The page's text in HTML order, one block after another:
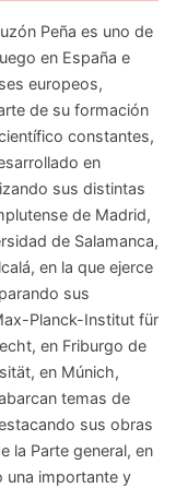
Peña es uno de
en España e
europeos,
de su formación
constantes,
en
sus distintas
de Madrid,
de Salamanca,
en la que ejerce
sus
Planck-Institut für
en Friburgo de
en Múnich,
temas de
sus obras
la Parte general, en
una importante y